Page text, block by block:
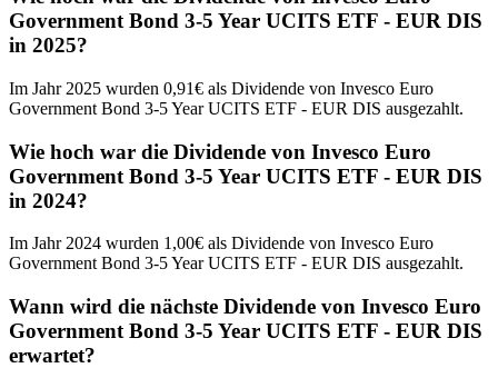
Government Bond 3-5 Year UCITS ETF - EUR DIS
in 2025?
Im Jahr 2025 wurden 0,91€ als Dividende von Invesco Euro
Government Bond 3-5 Year UCITS ETF - EUR DIS ausgezahlt.
Wie hoch war die Dividende von Invesco Euro
Government Bond 3-5 Year UCITS ETF - EUR DIS
in 2024?
Im Jahr 2024 wurden 1,00€ als Dividende von Invesco Euro
Government Bond 3-5 Year UCITS ETF - EUR DIS ausgezahlt.
Wann wird die nächste Dividende von Invesco Euro
Government Bond 3-5 Year UCITS ETF - EUR DIS
erwartet?